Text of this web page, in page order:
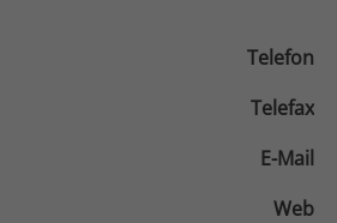
Telefon
Telefax
E-Mail
Web